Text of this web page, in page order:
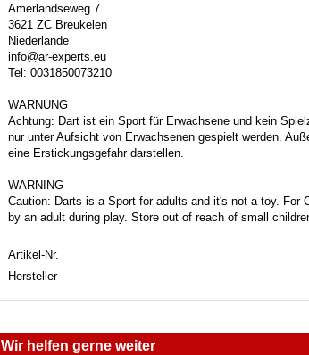
Amerlandseweg 7
3621 ZC Breukelen
Niederlande
info@ar-experts.eu
Tel: 0031850073210
WARNUNG
Achtung: Dart ist ein Sport für Erwachsene und kein
nur unter Aufsicht von Erwachsenen gespielt werden.
eine Erstickungsgefahr darstellen.
WARNING
Caution: Darts is a Sport for adults and it's not a toy. For
by an adult during play. Store out of reach of small
Artikel-Nr.
Hersteller
Wir helfen gerne weiter